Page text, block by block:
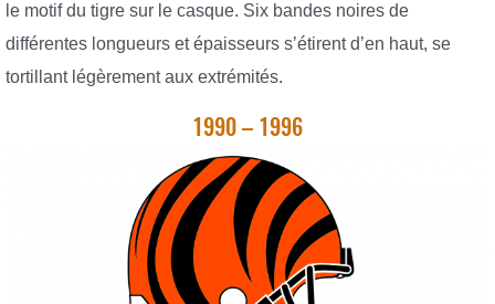
le motif du tigre sur le casque. Six bandes noires de
différentes longueurs et épaisseurs s’étirent d’en haut, se
tortillant légèrement aux extrémités.
1990 – 1996